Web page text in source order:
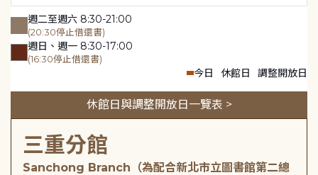
週二至週六 8:30-21:00
(20:30停止借還書)
週日、週一 8:30-17:00
(16:30停止借還書)
今日 休館日 調整開放日
休館日與調整開放日一覽表 >
三重分館
Sanchong Branch（為配合新北市立圖書館第二總